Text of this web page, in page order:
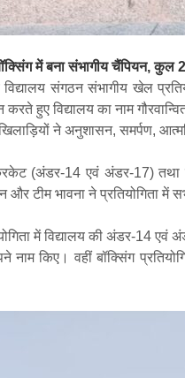
में बना संभागीय चैंपियन, कुल
विद्यालय संगठन संभागीय खेल
करते हुए विद्यालय का नाम
ने अनुशासन, समर्पण,
(अंडर-14 एवं अंडर-17) तथा
और टीम भावना ने प्रतियोगिता में
में विद्यालय की अंडर-14 एवं
नाम किए। वहीं बॉक्सिंग